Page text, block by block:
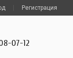
Регистрация
07-12